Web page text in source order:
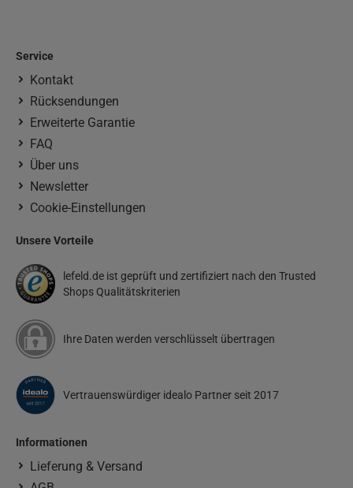
Service
Kontakt
Rücksendungen
Erweiterte Garantie
FAQ
Über uns
Newsletter
Cookie-Einstellungen
Unsere Vorteile
lefeld.de ist geprüft und zertifiziert nach den Trusted
Shops Qualitätskriterien
Ihre Daten werden verschlüsselt übertragen
Vertrauenswürdiger idealo Partner seit 2017
Informationen
Lieferung & Versand